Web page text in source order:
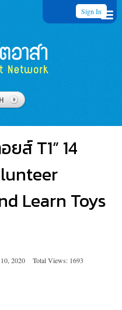
Sign In
ส์ T1” 14
Learn Toys
2020
Total Views: 1693